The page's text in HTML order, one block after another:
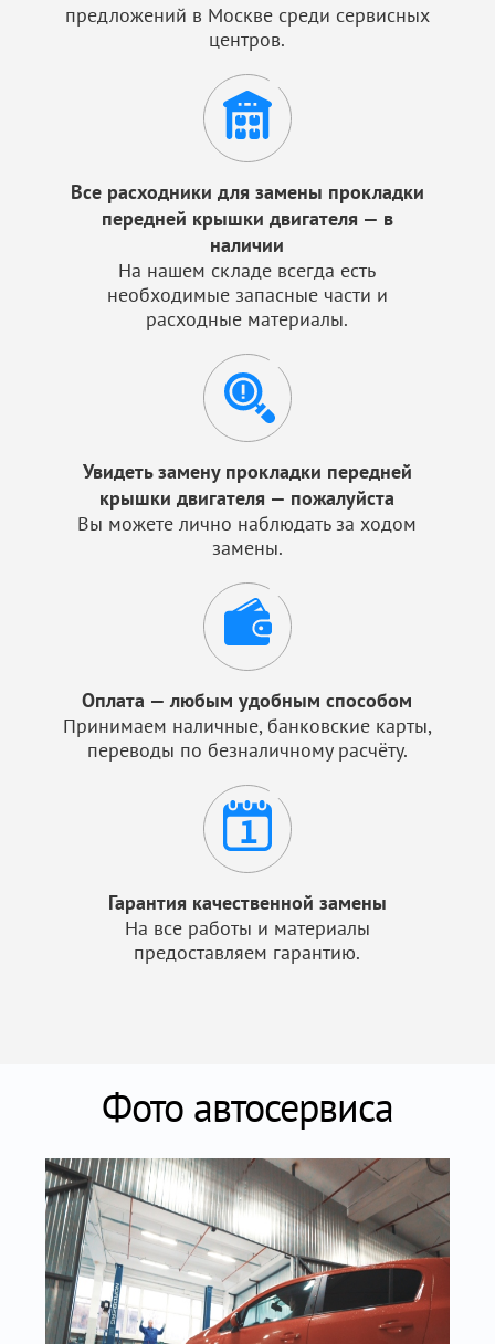
предложений в Москве среди сервисных
центров.
Все расходники для замены прокладки
передней крышки двигателя — в
наличии
На нашем складе всегда есть
необходимые запасные части и
расходные материалы.
Увидеть замену прокладки передней
крышки двигателя — пожалуйста
Вы можете лично наблюдать за ходом
замены.
Оплата — любым удобным способом
Принимаем наличные, банковские карты,
переводы по безналичному расчёту.
Гарантия качественной замены
На все работы и материалы
предоставляем гарантию.
Фото автосервиса